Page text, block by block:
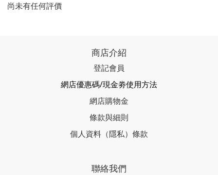
尚未有任何評價
商店介紹
登記會員
網店優惠碼/現金劵使用方法
網店購物金
條款與細則
個人資料（隱私）條款
聯絡我們